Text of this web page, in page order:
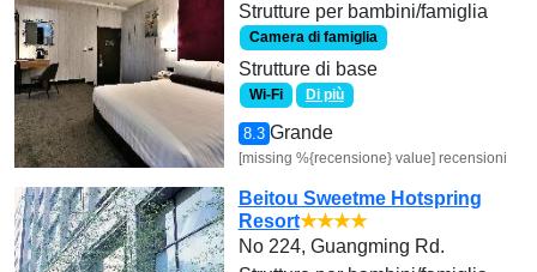
Strutture per bambini/famiglia
Camera di famiglia
Strutture di base
Wi-Fi Di più
8.3 Grande
[missing %{recensione} value] recensioni
Beitou Sweetme Hotspring
Resort★★★★
No 224, Guangming Rd.